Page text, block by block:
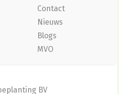
Contact
Nieuws
Blogs
MVO
BV